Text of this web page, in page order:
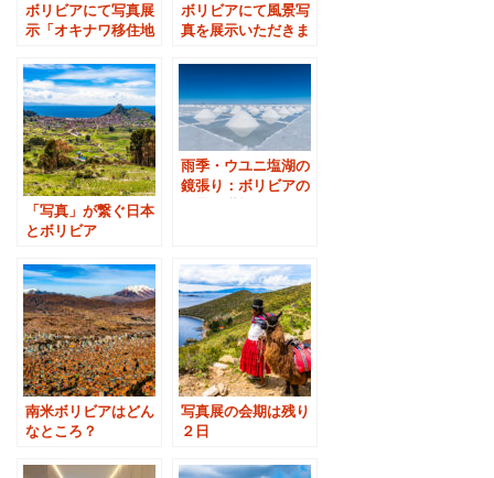
ボリビアにて写真展
示「オキナワ移住地
ボリビアにて風景写
真を展示いただきま
「写真」が繋ぐ日本
とボリビア
雨季・ウユニ塩湖の
鏡張り：ボリビアの
南米ボリビアはどん
なところ？
写真展の会期は残り
２日